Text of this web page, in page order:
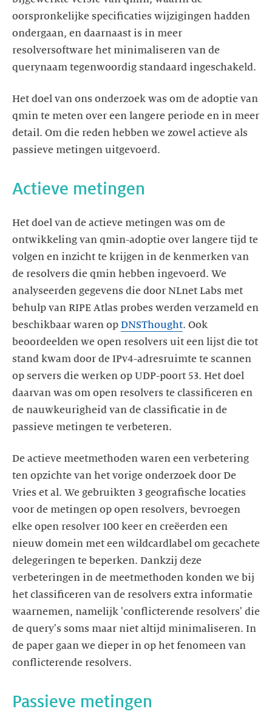
oorspronkelijke specificaties wijzigingen hadden
ondergaan, en daarnaast is in meer
resolversoftware het minimaliseren van de
querynaam tegenwoordig standaard ingeschakeld.
Het doel van ons onderzoek was om de adoptie van
qmin te meten over een langere periode en in meer
detail. Om die reden hebben we zowel actieve als
passieve metingen uitgevoerd.
Actieve metingen
Het doel van de actieve metingen was om de
ontwikkeling van qmin-adoptie over langere tijd te
volgen en inzicht te krijgen in de kenmerken van
de resolvers die qmin hebben ingevoerd. We
analyseerden gegevens die door NLnet Labs met
behulp van RIPE Atlas probes werden verzameld en
beschikbaar waren op DNSThought. Ook
beoordeelden we open resolvers uit een lijst die tot
stand kwam door de IPv4-adresruimte te scannen
op servers die werken op UDP-poort 53. Het doel
daarvan was om open resolvers te classificeren en
de nauwkeurigheid van de classificatie in de
passieve metingen te verbeteren.
De actieve meetmethoden waren een verbetering
ten opzichte van het vorige onderzoek door De
Vries et al. We gebruikten 3 geografische locaties
voor de metingen op open resolvers, bevroegen
elke open resolver 100 keer en creëerden een
nieuw domein met een wildcardlabel om gecachete
delegeringen te beperken. Dankzij deze
verbeteringen in de meetmethoden konden we bij
het classificeren van de resolvers extra informatie
waarnemen, namelijk 'conflicterende resolvers' die
de query's soms maar niet altijd minimaliseren. In
de paper gaan we dieper in op het fenomeen van
conflicterende resolvers.
Passieve metingen